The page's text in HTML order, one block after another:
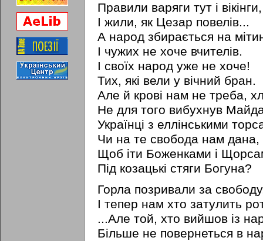
Правили варяги тут i вікінги,
I жили, як Цезар повелів...
А народ збирається на
I чужих не хоче вчителів.
I своїх народ уже не хоче!
Тих, які вели у вічний бран.
Але й крові нам не треба,
Не для того вибухнув
Українці з еллінськими
Чи на те свобода нам дана,
Щоб іти Боженками i
Під козацькі стяги Богуна?
Горла позривали за
І тепер нам хто затулить
...Але той, хто вийшов із
Більше не повернеться в